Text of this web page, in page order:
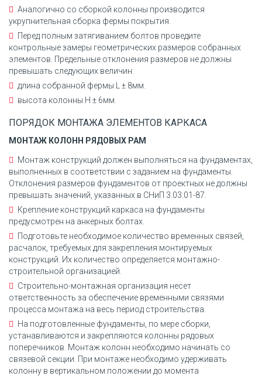
Аналогично со сборкой колонны производится
укрупнительная сборка фермы покрытия.
Перед полным затягиванием болтов проведите
контрольные замеры геометрических размеров собранных
элементов. Предельные отклонения размеров не должны
превышать следующих величин:
длина собранной фермы L ± 8мм.
высота колонны H ± 6мм.
ПОРЯДОК МОНТАЖА ЭЛЕМЕНТОВ КАРКАСА
МОНТАЖ КОЛОНН РЯДОВЫХ РАМ
Монтаж конструкций должен выполняться на фундаментах,
выполненных в соответствии с заданием на фундаменты.
Отклонения размеров фундаментов от проектных не должны
превышать значений, указанных в СНиП 3.03.01-87.
Крепление конструкций каркаса на фундаменты
предусмотрен на анкерных болтах.
Подготовьте необходимое количество временных связей,
расчалок, требуемых для закрепления монтируемых
конструкций. Их количество определяется монтажно-
строительной организацией.
Строительно-монтажная организация несет
ответственность за обеспечение временными связями
процесса монтажа на весь период строительства.
На подготовленные фундаменты, по мере сборки,
устанавливаются и закрепляются колонны рядовых
поперечников. Монтаж колонн необходимо начинать со
связевой секции. При монтаже необходимо удерживать
колонну в вертикальном положении до момента